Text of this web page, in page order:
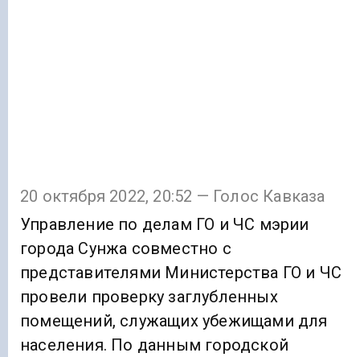
20 октября 2022, 20:52 — Голос Кавказа
Управление по делам ГО и ЧС мэрии
города Сунжа совместно с
представителями Министерства ГО и ЧС
провели проверку заглубленных
помещений, служащих убежищами для
населения. По данным городской